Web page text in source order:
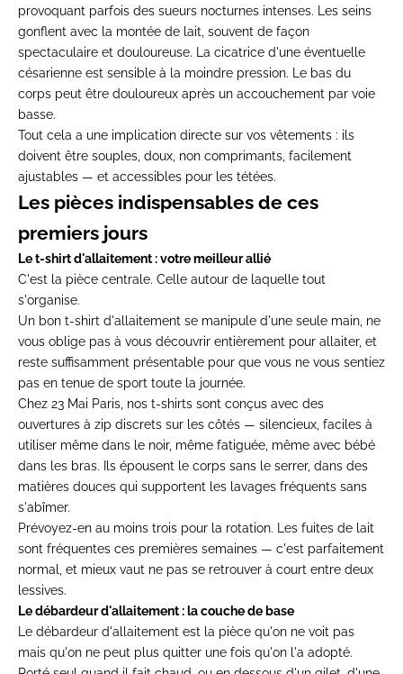
provoquant parfois des sueurs nocturnes intenses. Les seins
gonflent avec la montée de lait, souvent de façon
spectaculaire et douloureuse. La cicatrice d'une éventuelle
césarienne est sensible à la moindre pression. Le bas du
corps peut être douloureux après un accouchement par voie
basse.
Tout cela a une implication directe sur vos vêtements : ils
doivent être souples, doux, non comprimants, facilement
ajustables — et accessibles pour les tétées.
Les pièces indispensables de ces
premiers jours
Le t-shirt d'allaitement : votre meilleur allié
C'est la pièce centrale. Celle autour de laquelle tout
s'organise.
Un bon t-shirt d'allaitement se manipule d'une seule main, ne
vous oblige pas à vous découvrir entièrement pour allaiter, et
reste suffisamment présentable pour que vous ne vous sentiez
pas en tenue de sport toute la journée.
Chez 23 Mai Paris, nos t-shirts sont conçus avec des
ouvertures à zip discrets sur les côtés — silencieux, faciles à
utiliser même dans le noir, même fatiguée, même avec bébé
dans les bras. Ils épousent le corps sans le serrer, dans des
matières douces qui supportent les lavages fréquents sans
s'abîmer.
Prévoyez-en au moins trois pour la rotation. Les fuites de lait
sont fréquentes ces premières semaines — c'est parfaitement
normal, et mieux vaut ne pas se retrouver à court entre deux
lessives.
Le débardeur d'allaitement : la couche de base
Le débardeur d'allaitement est la pièce qu'on ne voit pas
mais qu'on ne peut plus quitter une fois qu'on l'a adopté.